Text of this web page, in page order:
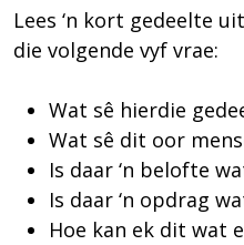
Lees ‘n kort gedeelte
die volgende vyf vrae:
Wat sê hierdie
Wat sê dit oor
Is daar ‘n belofte
Is daar ‘n opdrag
Hoe kan ek dit wat